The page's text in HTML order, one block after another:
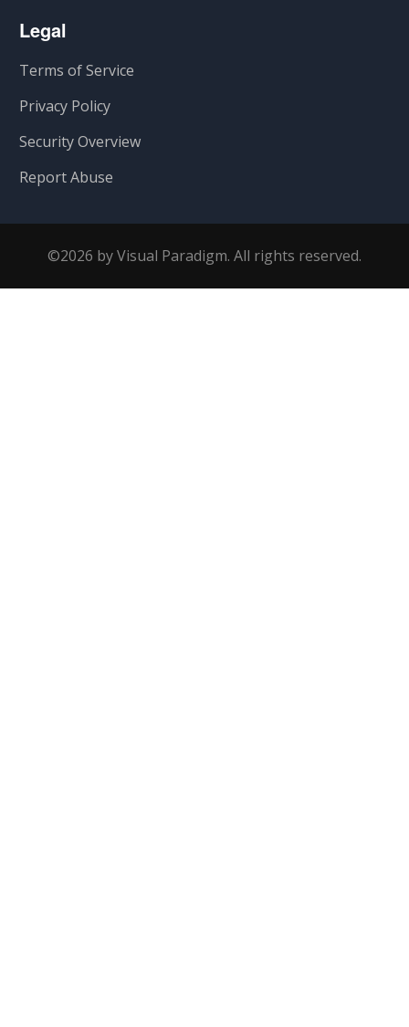
Legal
Terms of Service
Privacy Policy
Security Overview
Report Abuse
©2026 by Visual Paradigm. All rights reserved.